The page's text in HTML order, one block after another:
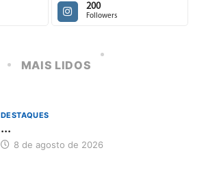
200
Followers
MAIS LIDOS
DESTAQUES
...
8 de agosto de 2026